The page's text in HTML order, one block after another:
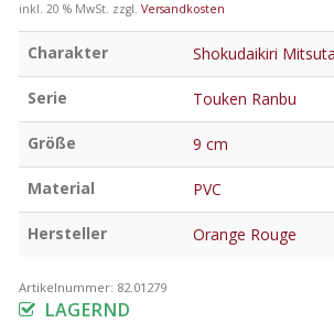
inkl. 20 % MwSt. zzgl. Versandkosten
Charakter Shokudaikiri
Serie Touken Ranbu
Größe 9 cm
Material PVC
Hersteller Orange Rouge
Artikelnummer: 82.01279
LAGERND